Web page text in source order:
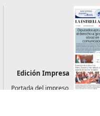
Edición Impresa
Portada del impreso